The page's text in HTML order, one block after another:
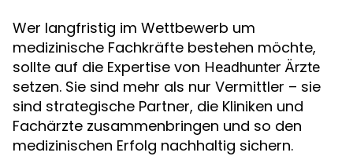
Wer langfristig im Wettbewerb um
medizinische Fachkräfte bestehen möchte,
sollte auf die Expertise von Headhunter Ärzte
setzen. Sie sind mehr als nur Vermittler – sie
sind strategische Partner, die Kliniken und
Fachärzte zusammenbringen und so den
medizinischen Erfolg nachhaltig sichern.